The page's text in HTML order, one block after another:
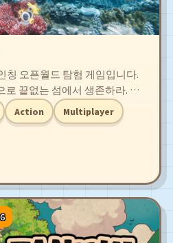
칭 오픈월드 탐험 게임입니다.
끝없는 섬에서 생존하라. 자
고, 도감을 완성하며, 섬을 건설
물을 만나라 – 수집하거나 처치
Action Multiplayer